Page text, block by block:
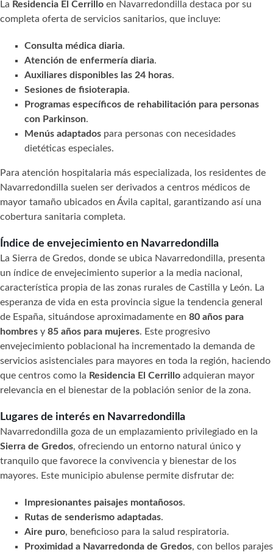
La Residencia El Cerrillo en Navarredondilla destaca por su
completa oferta de servicios sanitarios, que incluye:
Consulta médica diaria.
Atención de enfermería diaria.
Auxiliares disponibles las 24 horas.
Sesiones de fisioterapia.
Programas específicos de rehabilitación para personas
con Parkinson.
Menús adaptados para personas con necesidades
dietéticas especiales.
Para atención hospitalaria más especializada, los residentes de
Navarredondilla suelen ser derivados a centros médicos de
mayor tamaño ubicados en Ávila capital, garantizando así una
cobertura sanitaria completa.
Índice de envejecimiento en Navarredondilla
La Sierra de Gredos, donde se ubica Navarredondilla, presenta
un índice de envejecimiento superior a la media nacional,
característica propia de las zonas rurales de Castilla y León. La
esperanza de vida en esta provincia sigue la tendencia general
de España, situándose aproximadamente en 80 años para
hombres y 85 años para mujeres. Este progresivo
envejecimiento poblacional ha incrementado la demanda de
servicios asistenciales para mayores en toda la región, haciendo
que centros como la Residencia El Cerrillo adquieran mayor
relevancia en el bienestar de la población senior de la zona.
Lugares de interés en Navarredondilla
Navarredondilla goza de un emplazamiento privilegiado en la
Sierra de Gredos, ofreciendo un entorno natural único y
tranquilo que favorece la convivencia y bienestar de los
mayores. Este municipio abulense permite disfrutar de:
Impresionantes paisajes montañosos.
Rutas de senderismo adaptadas.
Aire puro, beneficioso para la salud respiratoria.
Proximidad a Navarredonda de Gredos, con bellos parajes